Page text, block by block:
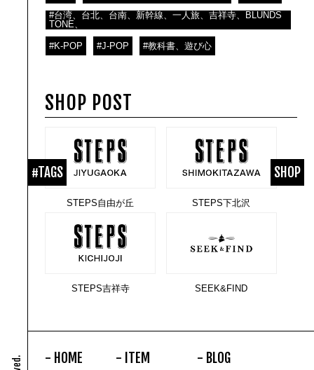
#TAGS SHOP
#台湾、台北、台南、新幹線、一人旅、吉祥寺、BLUNDS
TONE、
#K-POP #J-POP #教科書、遊び心
SHOP POST
STEPS自由が丘 STEPS下北沢
STEPS吉祥寺 SEEK&FIND
HOME ITEM BLOG